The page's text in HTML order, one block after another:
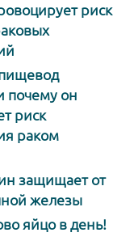
риск
почему он
риск
раком
защищает от
железы
яйцо в день!